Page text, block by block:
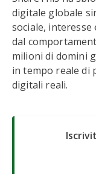
digitale globale
sociale, interesse
dal
milioni di domini
in tempo reale di
digitali reali.